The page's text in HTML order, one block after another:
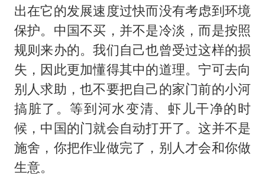
出在它的发展速度过快而没有考虑到环境
保护。中国不买，并不是冷淡，而是按照
规则来办的。我们自己也曾受过这样的损
失，因此更加懂得其中的道理。宁可去向
别人求助，也不要把自己的家门前的小河
搞脏了。等到河水变清、虾儿干净的时
候，中国的门就会自动打开了。这并不是
施舍，你把作业做完了，别人才会和你做
生意。